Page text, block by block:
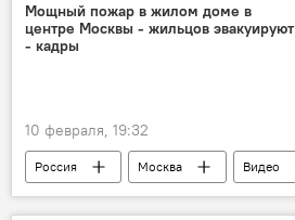
Мощный пожар в жилом доме в
центре Москвы - жильцов эвакуируют
- кадры
10 февраля, 19:32
Россия Москва Видео